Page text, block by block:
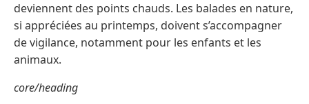
deviennent des points chauds. Les balades en nature,
si appréciées au printemps, doivent s’accompagner
de vigilance, notamment pour les enfants et les
animaux.
core/heading